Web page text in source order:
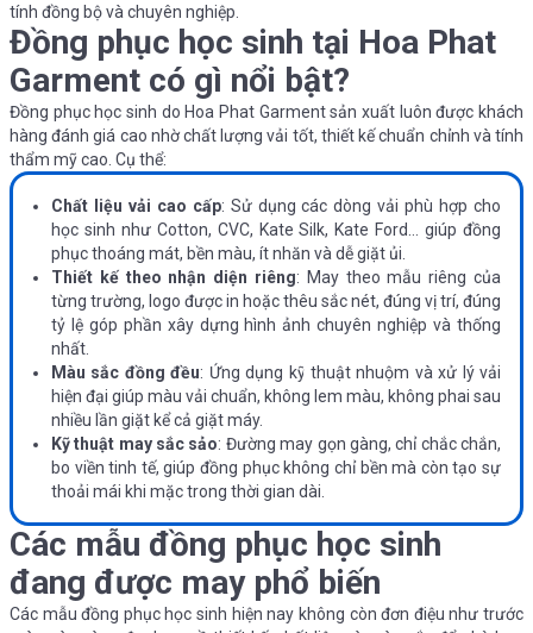
tính đồng bộ và chuyên nghiệp.
Đồng phục học sinh tại Hoa Phat
Garment có gì nổi bật?
Đồng phục học sinh do Hoa Phat Garment sản xuất luôn được khách
hàng đánh giá cao nhờ chất lượng vải tốt, thiết kế chuẩn chỉnh và tính
thẩm mỹ cao. Cụ thể:
Chất liệu vải cao cấp: Sử dụng các dòng vải phù hợp cho
học sinh như Cotton, CVC, Kate Silk, Kate Ford… giúp đồng
phục thoáng mát, bền màu, ít nhăn và dễ giặt ủi.
Thiết kế theo nhận diện riêng: May theo mẫu riêng của
từng trường, logo được in hoặc thêu sắc nét, đúng vị trí, đúng
tỷ lệ góp phần xây dựng hình ảnh chuyên nghiệp và thống
nhất.
Màu sắc đồng đều: Ứng dụng kỹ thuật nhuộm và xử lý vải
hiện đại giúp màu vải chuẩn, không lem màu, không phai sau
nhiều lần giặt kể cả giặt máy.
Kỹ thuật may sắc sảo: Đường may gọn gàng, chỉ chắc chắn,
bo viền tinh tế, giúp đồng phục không chỉ bền mà còn tạo sự
thoải mái khi mặc trong thời gian dài.
Các mẫu đồng phục học sinh
đang được may phổ biến
Các mẫu đồng phục học sinh hiện nay không còn đơn điệu như trước